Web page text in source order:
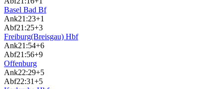
Basel Bad Bf
Ank21:23+1
Abf21:25+3
Freiburg(Breisgau) Hbf
Ank21:54+6
Abf21:56+9
Offenburg
Ank22:29+5
Abf22:31+5